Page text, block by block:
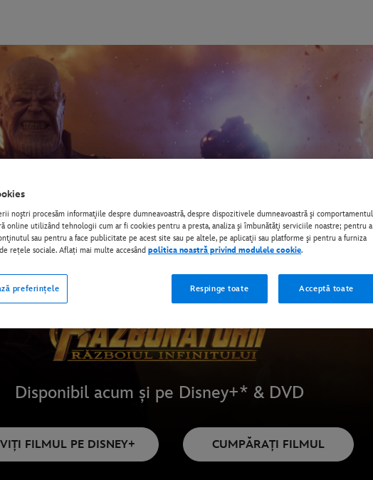
Disponibil acum și pe Disney+* & DVD
FILMUL PE DISNEY+ CUMPĂRAȚI FILMUL
noştri procesăm informaţiile despre dumneavoastră, despre dispozitivele dumneavoastră şi comportamentul
online utilizând tehnologii cum ar fi cookies pentru a presta, analiza şi îmbunătăţi serviciile noastre; pentru a
sau pentru a face publicitate pe acest site sau pe altele, pe aplicaţii sau platforme şi pentru a furniza
rețele sociale. Aflați mai multe accesând politica noastră privind modulele cookie.
preferințele Respinge toate Acceptă toate